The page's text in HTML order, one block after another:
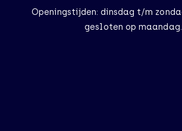
Openingstijden: dinsdag t/m
gesloten op maandag.
NL